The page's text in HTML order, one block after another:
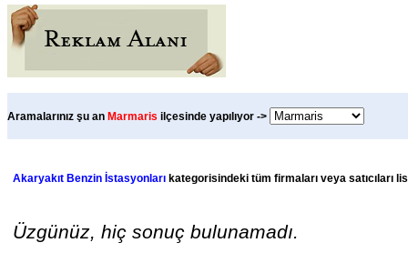
Aramalarınız şu an Marmaris ilçesinde yapılıyor ->
Akaryakıt Benzin İstasyonları kategorisindeki tüm firmaları veya satıcıları
Üzgünüz, hiç sonuç bulunamadı.